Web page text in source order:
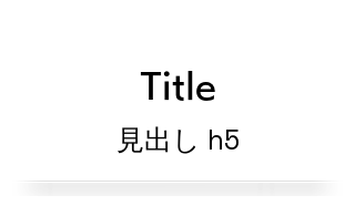
Title
見出し h5